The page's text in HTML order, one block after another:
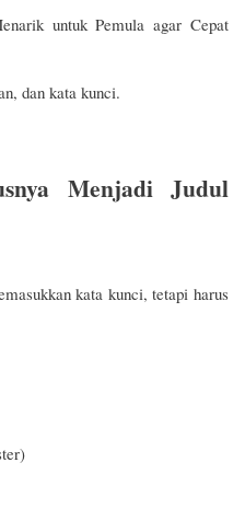
untuk Pemula agar Cepat
dan kata kunci.
Menjadi Judul
kata kunci, tetapi harus